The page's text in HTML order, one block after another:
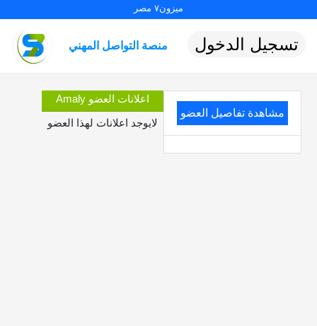
ميزون٧ مصر
منصة التواصل المهني تسجيل الدخول
مشاهدة تفاصيل العضو
اعلانات العضو Amaly
لايوجد اعلانات لهذا العضو